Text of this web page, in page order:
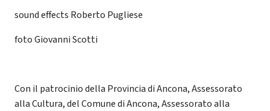
sound effects Roberto Pugliese
foto Giovanni Scotti
Con il patrocinio della Provincia di Ancona, Assessorato
alla Cultura, del Comune di Ancona, Assessorato alla